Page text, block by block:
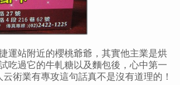
運站附近的櫻桃爺爺，其實他主業是烘
吃過它的牛軋糖以及麵包後，心中第一
云術業有專攻這句話真不是沒有道理的！